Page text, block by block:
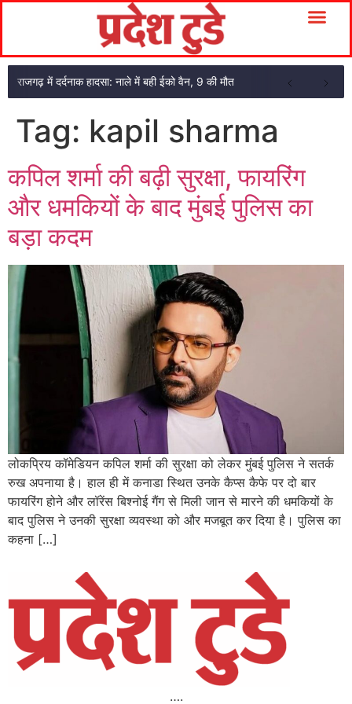
राजगढ़ में दर्दनाक हादसा: नाले में बही ईको वैन, 9 की मौत
Tag: kapil sharma
कपिल शर्मा की बढ़ी सुरक्षा, फायरिंग
और धमकियों के बाद मुंबई पुलिस का
बड़ा कदम
लोकप्रिय कॉमेडियन कपिल शर्मा की सुरक्षा को लेकर मुंबई पुलिस ने सतर्क
रुख अपनाया है। हाल ही में कनाडा स्थित उनके कैप्स कैफे पर दो बार
फायरिंग होने और लॉरेंस बिश्नोई गैंग से मिली जान से मारने की धमकियों के
बाद पुलिस ने उनकी सुरक्षा व्यवस्था को और मजबूत कर दिया है। पुलिस का
कहना […]
….